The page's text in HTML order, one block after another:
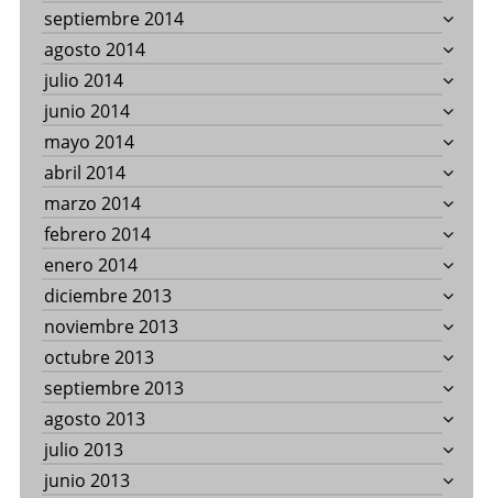
septiembre 2014
agosto 2014
julio 2014
junio 2014
mayo 2014
abril 2014
marzo 2014
febrero 2014
enero 2014
diciembre 2013
noviembre 2013
octubre 2013
septiembre 2013
agosto 2013
julio 2013
junio 2013